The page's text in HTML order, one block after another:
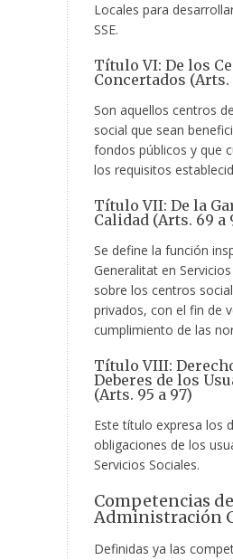
Locales para
SSE.
Título VI: De los
Concertados (Arts.
Son aquellos centros
social que sean
fondos públicos y que
los requisitos
Título VII: De la
Calidad (Arts. 69 a
Se define la función
Generalitat en
sobre los centros
privados, con el fin de
cumplimiento de las
Título VIII:
Deberes de los
(Arts. 95 a 97)
Este título expresa los
obligaciones de los
Servicios Sociales.
Competencias
Administración
Definidas ya las